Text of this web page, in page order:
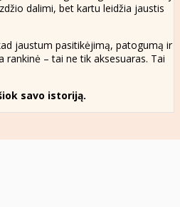
dalimi, bet kartu leidžia jaustis
jaustum pasitikėjimą, patogumą ir
– tai ne tik aksesuaras. Tai
savo istoriją.